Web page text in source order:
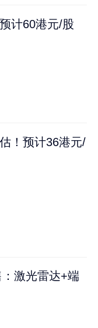
计60港元/股
！预计36港元/
激光雷达+端